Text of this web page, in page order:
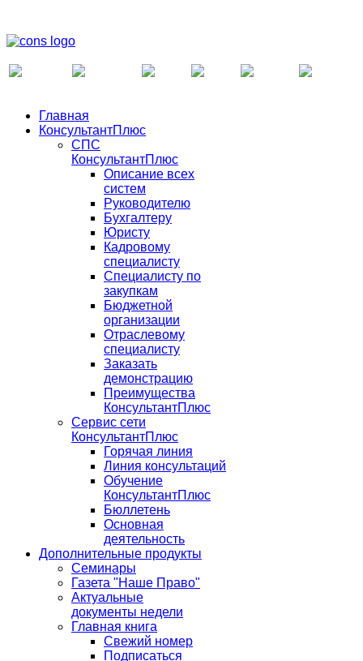
Главная
КонсультантПлюс
СПС
КонсультантПлюс
Описание всех
систем
Руководителю
Бухгалтеру
Юристу
Кадровому
специалисту
Специалисту по
закупкам
Бюджетной
организации
Отраслевому
специалисту
Заказать
демонстрацию
Преимущества
КонсультантПлюс
Сервис сети
КонсультантПлюс
Горячая линия
Линия консультаций
Обучение
КонсультантПлюс
Бюллетень
Основная
деятельность
Дополнительные продукты
Семинары
Газета "Наше Право"
Актуальные
документы недели
Главная книга
Свежий номер
Подписаться